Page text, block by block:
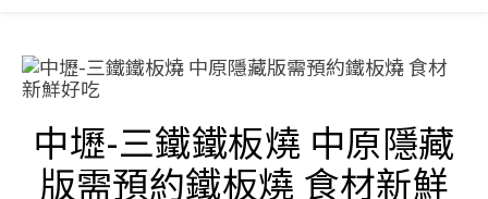
中壢-三鐵鐵板燒 中原隱藏
版需預約鐵板燒 食材新鮮